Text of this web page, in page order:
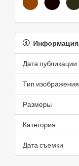
Информация
Дата публикации
Тип изображения
Размеры
Категория
Дата съемки